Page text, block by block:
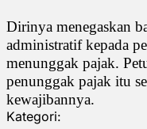
Dirinya menegaskan
administratif kepada
menunggak pajak.
penunggak pajak itu
kewajibannya.
Kategori: